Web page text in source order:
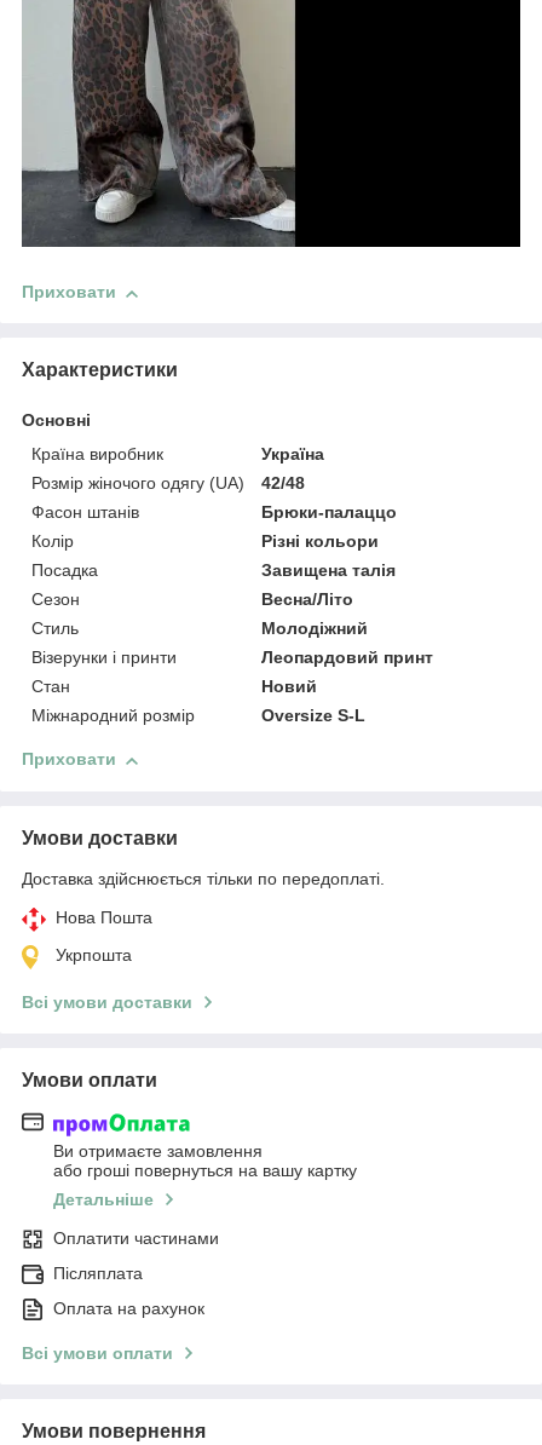
Приховати
Характеристики
Основні
Країна виробник
Україна
Розмір жіночого одягу (UA)
42/48
Фасон штанів
Брюки-палаццо
Колір
Різні кольори
Посадка
Завищена талія
Сезон
Весна/Літо
Стиль
Молодіжний
Візерунки і принти
Леопардовий принт
Стан
Новий
Міжнародний розмір
Oversize S-L
Приховати
Умови доставки
Доставка здійснюється тільки по передоплаті.
Нова Пошта
Укрпошта
Всі умови доставки
Умови оплати
Ви отримаєте замовлення
або гроші повернуться на вашу картку
Детальніше
Оплатити частинами
Післяплата
Оплата на рахунок
Всі умови оплати
Умови повернення